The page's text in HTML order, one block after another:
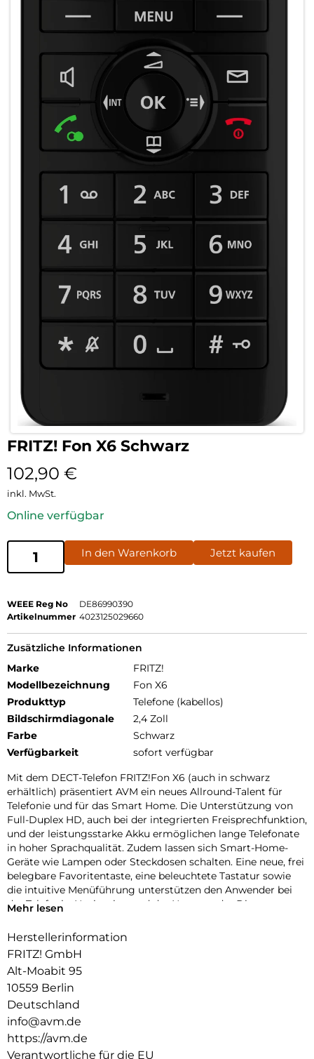
FRITZ! Fon X6 Schwarz
102,90 €
inkl. MwSt.
Online verfügbar
In den Warenkorb Jetzt kaufen
WEEE Reg No
DE86990390
Artikelnummer 4023125029660
Zusätzliche Informationen
Marke
FRITZ!
Modellbezeichnung
Fon X6
Produkttyp
Telefone (kabellos)
Bildschirmdiagonale
2,4 Zoll
Farbe
Schwarz
Verfügbarkeit
sofort verfügbar
Mit dem DECT-Telefon FRITZ!Fon X6 (auch in schwarz
erhältlich) präsentiert AVM ein neues Allround-Talent für
Telefonie und für das Smart Home. Die Unterstützung von
Full-Duplex HD, auch bei der integrierten Freisprechfunktion,
und der leistungsstarke Akku ermöglichen lange Telefonate
in hoher Sprachqualität. Zudem lassen sich Smart-Home-
Geräte wie Lampen oder Steckdosen schalten. Eine neue, frei
belegbare Favoritentaste, eine beleuchtete Tastatur sowie
die intuitive Menüführung unterstützen den Anwender bei
der Telefonie, Navigation und der Nutzung der Dienste.
Rufsperren und Komfortmerkmalen überzeugt das neue
und einer verlängerten Akku-Laufzeit.
Smart-Home-Steuerung, Internetdienste und Mediaplayer:
Das FRITZ!Fon X6 ist optimal auf das digitale Zuhause sowie
zum Einsatz im Home Office abgestimmt. Mit dem
FRITZ!Fon X6 lassen sich Anwendungen im smarten FRITZ!-
Heimnetz steuern, etwa die Heizkörperregler FRITZ!DECT
302 und 301 und die smarte LED-Lampe FRITZ!DECT 500.
Mehr lesen
Herstellerinformation
FRITZ! GmbH
Alt-Moabit 95
10559 Berlin
Deutschland
info@avm.de
https://avm.de
Verantwortliche für die EU